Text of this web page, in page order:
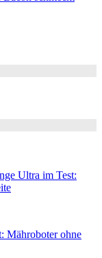
Ultra im Test:
Mähroboter ohne